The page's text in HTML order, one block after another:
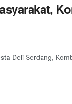
Deli Serdang,